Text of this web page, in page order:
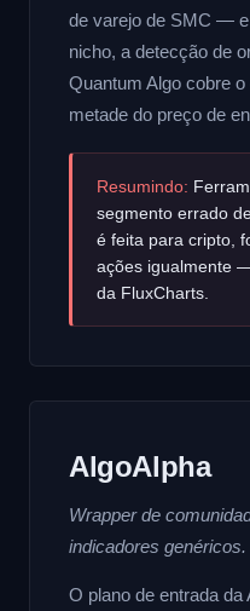
de varejo de SMC —
nicho, a detecção de
Quantum Algo cobre
metade do preço de
Resumindo:
segmento errado
é feita para cripto,
ações igualmente
da FluxCharts.
AlgoAlpha
Wrapper de
indicadores genéricos.
O plano de entrada